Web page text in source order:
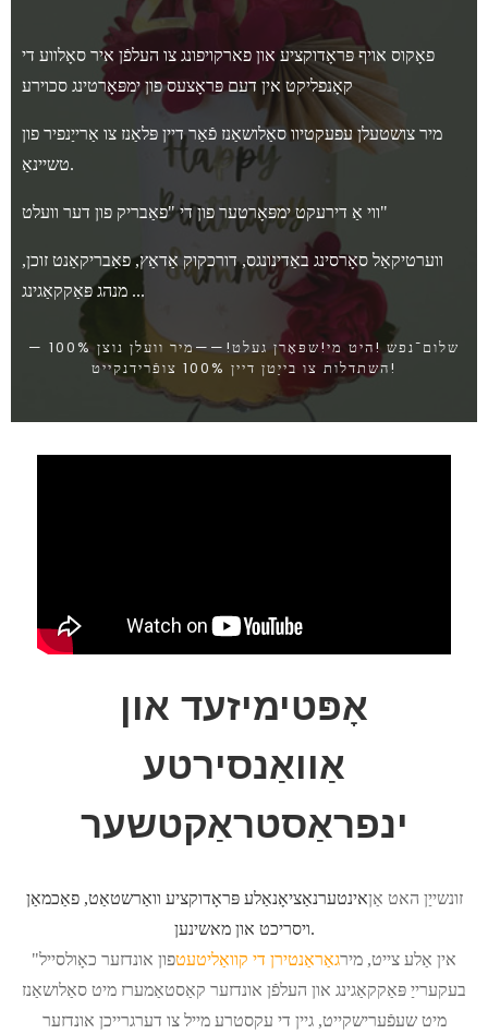
פאָקוס אויף פּראָדוקציע און פארקויפונג צו העלפֿן איר סאָלווע די
קאָנפליקט אין דעם פּראָצעס פון ימפּאָרטינג סכוירע
מיר צושטעלן עפעקטיוו סאַלושאַנז פֿאַר דיין פּלאַנז צו אַרייַנפיר פון
טשיינאַ.
ווי אַ דירעקט ימפּאָרטער פון די "פאַבריק פון דער וועלט"
ווערטיקאַל סאָרסינג באַדינונגס, דורכקוק אַדאַץ, פאַבריקאַנט זוכן,
מנהג פּאַקקאַגינג ...
— שלום־נפש !היט מי!שפּאָרן געלט!——מיר וועלן נוצן 100%
השתדלות צו בייַטן דיין 100% צופֿרידנקייט!
אָפּטימיזעד און
אַוואַנסירטע
ינפראַסטראַקטשער
זונשייַן האט אַןאינטערנאַציאָנאַלע פּראָדוקציע וואַרשטאַט, פאַכמאַן
ויסריכט און מאשינען.
"אין אַלע צייט, מירגאַראַנטירן די קוואַליטעטפון אונדזער כאָולסייל
בעקערייַ פּאַקקאַגינג און העלפֿן אונדזער קאַסטאַמערז מיט סאַלושאַנז
מיט שעפֿערישקייט, גיין די עקסטרע מייל צו דערגרייכן אונדזער